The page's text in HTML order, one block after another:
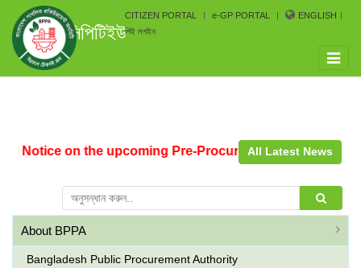
সিপিটিইউ
CITIZEN PORTAL e-GP PORTAL
ENGLISH
পিই লগইন
Toggle
on the upcoming Pre-Procurement Conference
All Latest News
About BPPA
Bangladesh Public Procurement Authority